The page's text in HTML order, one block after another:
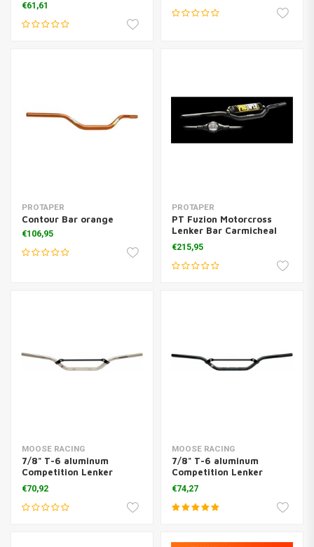
€61,61
PROTAPER
Contour Bar orange
€106,95
PROTAPER
PT Fuzion Motorcross
Lenker Bar Carmicheal
Schwarz
€215,95
MOOSE RACING
7/8" T-6 aluminum
Competition Lenker
Titanium
€70,92
MOOSE RACING
7/8" T-6 aluminum
Competition Lenker
Schwarz
€74,27